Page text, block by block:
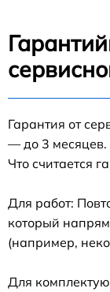
Гарантия от
— до 3 месяцев.
Что считается
Для работ:
который
(например,
Для